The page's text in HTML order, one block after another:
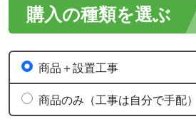
購入の種類を選ぶ
商品＋設置工事
商品のみ（工事は自分で手配）